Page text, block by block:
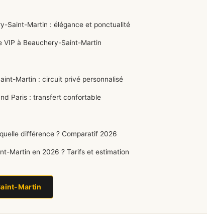
Saint-Martin : élégance et ponctualité
VIP à Beauchery-Saint-Martin
Martin : circuit privé personnalisé
Paris : transfert confortable
différence ? Comparatif 2026
Martin en 2026 ? Tarifs et estimation
Martin